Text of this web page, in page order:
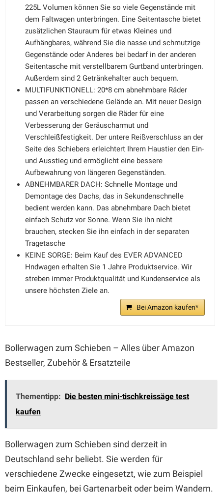
225L Volumen können Sie so viele Gegenstände mit
dem Faltwagen unterbringen. Eine Seitentasche bietet
zusätzlichen Stauraum für etwas Kleines und
Aufhängbares, während Sie die nasse und schmutzige
Gegenstände oder Anderes bei bedarf in der anderen
Seitentasche mit verstellbarem Gurtband unterbringen.
Außerdem sind 2 Getränkehalter auch bequem.
MULTIFUNKTIONELL: 20*8 cm abnehmbare Räder
passen an verschiedene Gelände an. Mit neuer Design
und Verarbeitung sorgen die Räder für eine
Verbesserung der Geräuscharmut und
Verschleißfestigkeit. Der untere Reißverschluss an der
Seite des Schiebers erleichtert Ihrem Haustier den Ein-
und Ausstieg und ermöglicht eine bessere
Aufbewahrung von längeren Gegenständen.
ABNEHMBARER DACH: Schnelle Montage und
Demontage des Dachs, das in Sekundenschnelle
bedient werden kann. Das abnehmbare Dach bietet
einfach Schutz vor Sonne. Wenn Sie ihn nicht
brauchen, stecken Sie ihn einfach in der separaten
Tragetasche
KEINE SORGE: Beim Kauf des EVER ADVANCED
Hndwagen erhalten Sie 1 Jahre Produktservice. Wir
streben immer Produktqualität und Kundenservice als
unsere höchsten Ziele an.
Bei Amazon kaufen*
Bollerwagen zum Schieben – Alles über Amazon
Bestseller, Zubehör & Ersatzteile
Thementipp: Die besten mini-tischkreissäge test
kaufen
Bollerwagen zum Schieben sind derzeit in
Deutschland sehr beliebt. Sie werden für
verschiedene Zwecke eingesetzt, wie zum Beispiel
beim Einkaufen, bei Gartenarbeit oder beim Wandern.